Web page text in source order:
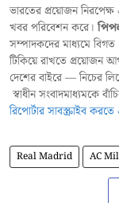
ভারতের প্রয়োজন
খবর পরিবেশন করে।
সম্পাদকদের মাধ্যমে বিগত
টিকিয়ে রাখতে প্রয়োজন
দেশের বাইরে — নিচের
স্বাধীন সংবাদমাধ্যমকে
রিপোর্টার সাবস্ক্রাইব
Real Madrid AC